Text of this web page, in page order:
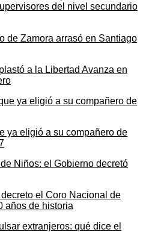
del nivel secundario
a la Libertad Avanza en
ya eligió a su compañero de
el Coro Nacional de
años de historia